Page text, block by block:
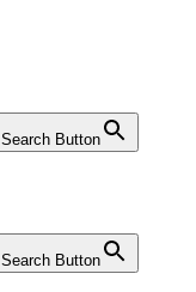
Search Button
Search Button